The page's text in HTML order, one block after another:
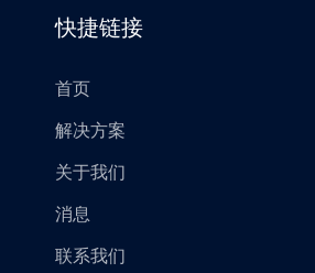
快捷链接
首页
解决方案
关于我们
消息
联系我们